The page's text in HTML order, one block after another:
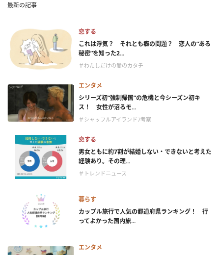
最新の記事
恋する
これは浮気？ それとも癖の問題？ 恋人の“ある
秘密”を知った2...
＃わたしだけの愛のカタチ
エンタメ
シリーズ初“強制帰国”の危機と今シーズン初キ
ス！ 女性が沼るモ...
＃シャッフルアイランド7考察
恋する
男女ともに約7割が結婚しない・できないと考えた
経験あり。その理...
＃トレンドニュース
暮らす
カップル旅行で人気の都道府県ランキング！ 行
ってよかった国内旅...
エンタメ